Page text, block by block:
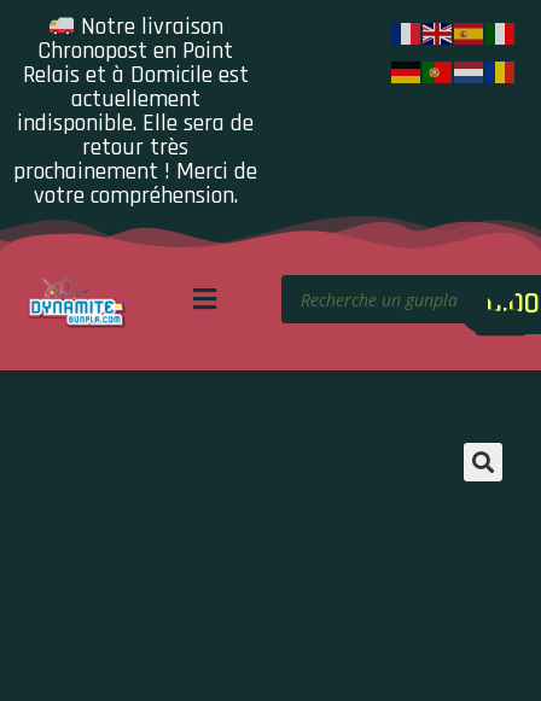
Notre livraison
Chronopost en Point
Relais et à Domicile est
actuellement
indisponible. Elle sera de
retour très
prochainement ! Merci de
votre compréhension.
0.00